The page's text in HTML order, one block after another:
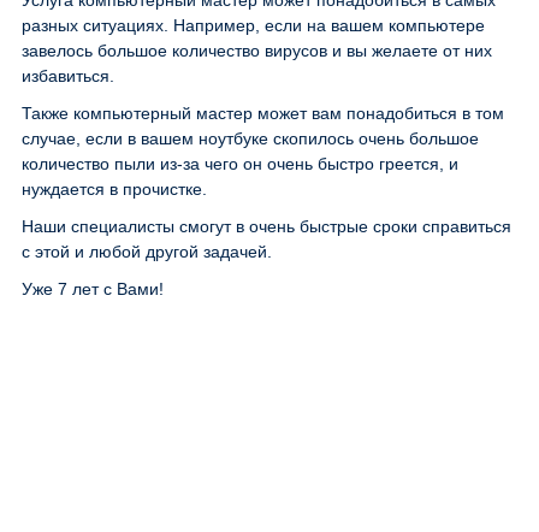
разных ситуациях. Например, если на вашем компьютере
завелось большое количество вирусов и вы желаете от них
избавиться.
Также компьютерный мастер может вам понадобиться в том
случае, если в вашем ноутбуке скопилось очень большое
количество пыли из-за чего он очень быстро греется, и
нуждается в прочистке.
Наши специалисты смогут в очень быстрые сроки справиться
с этой и любой другой задачей.
Уже 7 лет с Вами!